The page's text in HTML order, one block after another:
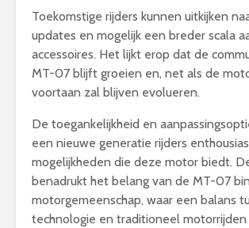
Toekomstige rijders kunnen uitkijken
updates en mogelijk een breder scala
accessoires. Het lijkt erop dat de
MT-07 blijft groeien en, net als de
voortaan zal blijven evolueren.
De toegankelijkheid en
een nieuwe generatie rijders
mogelijkheden die deze motor biedt.
benadrukt het belang van de MT-07
motorgemeenschap, waar een balans
technologie en traditioneel motorrijden